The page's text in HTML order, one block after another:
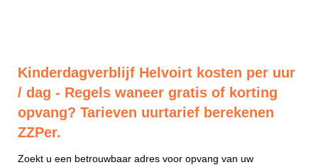
Kinderdagverblijf Helvoirt kosten per uur
/ dag - Regels waneer gratis of korting
opvang? Tarieven uurtarief berekenen
ZZPer.
Zoekt u een betrouwbaar adres voor opvang van uw